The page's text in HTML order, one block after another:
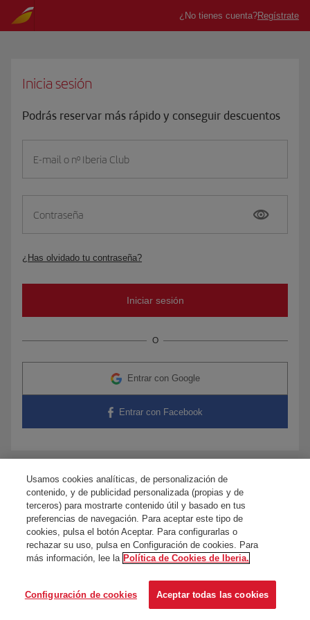
Inicia sesión
Podrás reservar más rápido y conseguir descuentos
E-mail o nº Iberia Club
Contraseña
¿Has olvidado tu contraseña?
O
Entrar con Google
Entrar con Facebook
¿Tienes dudas?Contacta con nosotros
Usamos cookies analíticas, de personalización de
contenido, y de publicidad personalizada (propias y de
terceros) para mostrarte contenido útil y basado en tus
preferencias de navegación. Para aceptar este tipo de
cookies, pulsa el botón Aceptar. Para configurarlas o
rechazar su uso, pulsa en Configuración de cookies. Para
más información, lee la Política de Cookies de Iberia.
Configuración de cookies Aceptar todas las cookies